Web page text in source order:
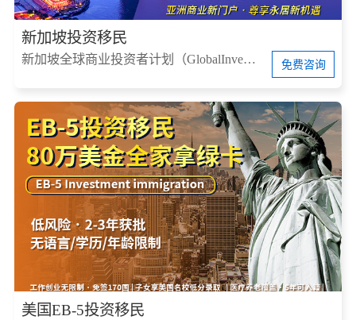
新加坡投资移民
新加坡全球商业投资者计划（GlobalInvestorProgram，简称GIP） 免费咨询
美国EB-5投资移民